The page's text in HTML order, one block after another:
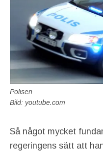
Polisen
Bild: youtube.com
Så något mycket
regeringens sätt att